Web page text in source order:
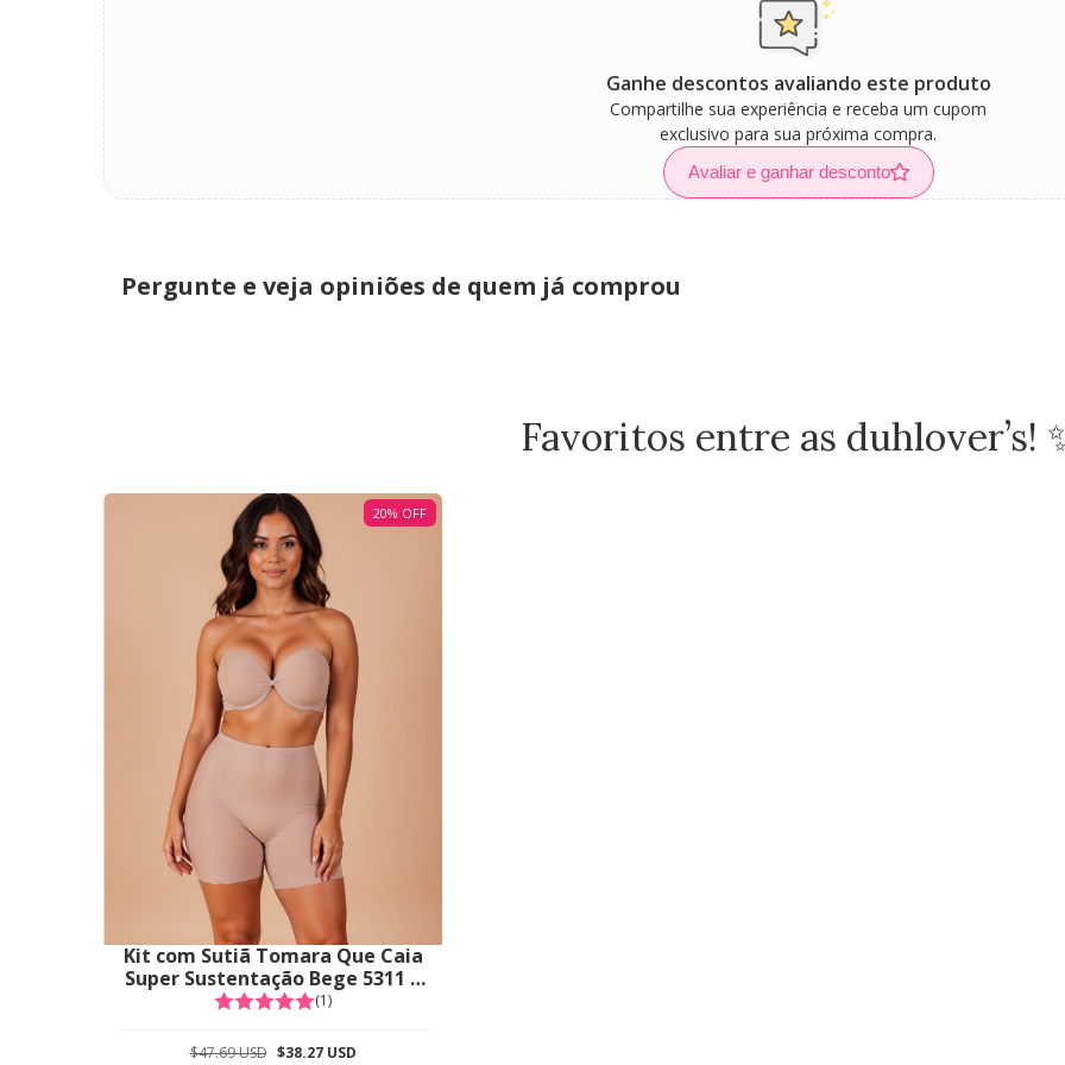
Ganhe descontos avaliando este produto
Compartilhe sua experiência e receba um cupom
exclusivo para sua próxima compra.
Avaliar e ganhar desconto
Pergunte e veja opiniões de quem já comprou
Favoritos entre as duhlover’s!
20% OFF
Kit com Sutiã Tomara Que Caia
Super Sustentação Bege 5311 +
Bermuda Modeladora Versality
(1)
$47.69 USD $38.27 USD